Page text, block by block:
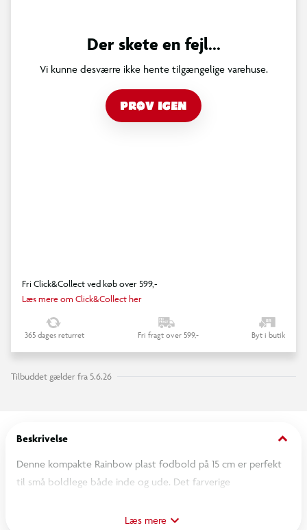
Der skete en fejl...
Vi kunne desværre ikke hente tilgængelige varehuse.
PRØV IGEN
Fri Click&Collect ved køb over 599,-
Læs mere om Click&Collect her
365 dages returret Fri fragt over 599,- Byt i butik
Tilbuddet gælder fra 5.6.26
Beskrivelse keyboard_arrow_down
Denne kompakte Rainbow plast fodbold på 15 cm er perfekt
til små boldlege både inde og ude. Det farverige
plastmaterialet sikrer god holdbarhed og nem rengøring. En
Læs mere